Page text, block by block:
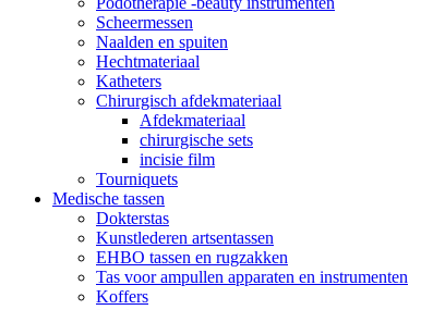
Scheermessen
Naalden en spuiten
Hechtmateriaal
Katheters
Chirurgisch afdekmateriaal
Afdekmateriaal
chirurgische sets
incisie film
Tourniquets
Medische tassen
Dokterstas
Kunstlederen artsentassen
EHBO tassen en rugzakken
Tas voor ampullen apparaten en instrumenten
Koffers